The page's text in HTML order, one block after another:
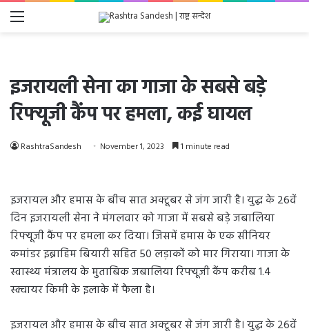
Menu
इजरायली सेना का गाजा के सबसे बड़े
रिफ्यूजी कैंप पर हमला, कई घायल
RashtraSandesh November 1, 2023 1 minute read
इजरायल और हमास के बीच सात अक्टूबर से जंग जारी है। युद्ध के 26वें
दिन इजरायली सेना ने मंगलवार को गाजा में सबसे बड़े जबालिया
रिफ्यूजी कैंप पर हमला कर दिया। जिसमें हमास के एक सीनियर
कमांडर इब्राहिम बियारी सहित 50 लड़ाकों को मार गिराया। गाजा के
स्वास्थ्य मंत्रालय के मुताबिक जबालिया रिफ्यूजी कैंप करीब 1.4
स्क्वायर किमी के इलाके में फैला है।
इजरायल और हमास के बीच सात अक्टूबर से जंग जारी है। युद्ध के 26वें